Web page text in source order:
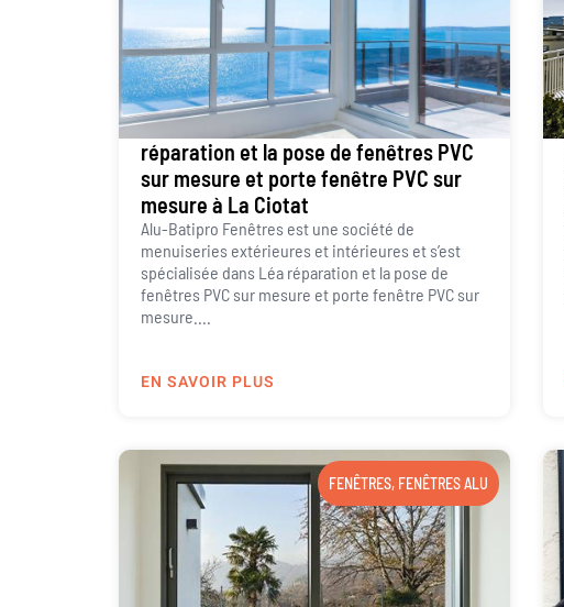
réparation et la pose de fenêtres PVC
sur mesure et porte fenêtre PVC sur
mesure à La Ciotat
Alu-Batipro Fenêtres est une société de
menuiseries extérieures et intérieures et s’est
spécialisée dans Léa réparation et la pose de
fenêtres PVC sur mesure et porte fenêtre PVC sur
mesure....
EN SAVOIR PLUS
FENÊTRES, FENÊTRES ALU